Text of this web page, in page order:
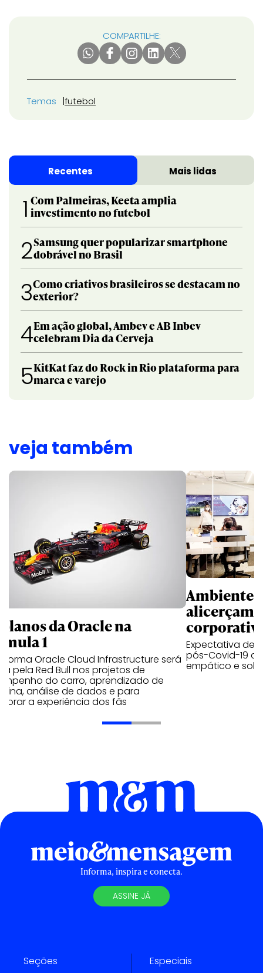
COMPARTILHE:
Temas futebol
Recentes Mais lidas
1 Com Palmeiras, Keeta amplia
investimento no futebol
2Samsung quer popularizar smartphone
dobrável no Brasil
3Como criativos brasileiros se destacam no
exterior?
4Em ação global, Ambev e AB Inbev
celebram Dia da Cerveja
5KitKat faz do Rock in Rio plataforma para
marca e varejo
veja também
da Oracle na
1
Oracle Cloud Infrastructure será
pela Red Bull nos projetos de
do carro, aprendizado de
análise de dados e para
a experiência dos fãs
Ambientes
alicerçam
Expectativa de
pós-Covid-19
empático e
Informa, inspira e conecta.
ASSINE JÁ
Seções Especiais